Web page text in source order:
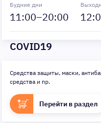
Будние дни
11:00–20:00 12
COVID19
Средства защиты, маски,
средства и пр.
Перейти в раздел